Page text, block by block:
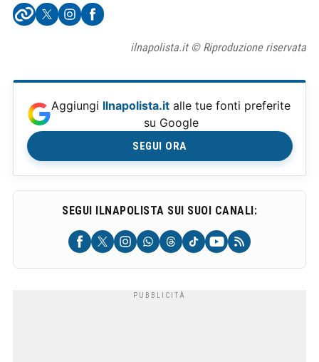
ilnapolista.it © Riproduzione riservata
Aggiungi Ilnapolista.it alle tue fonti preferite
su Google
SEGUI ORA
SEGUI ILNAPOLISTA SUI SUOI CANALI: